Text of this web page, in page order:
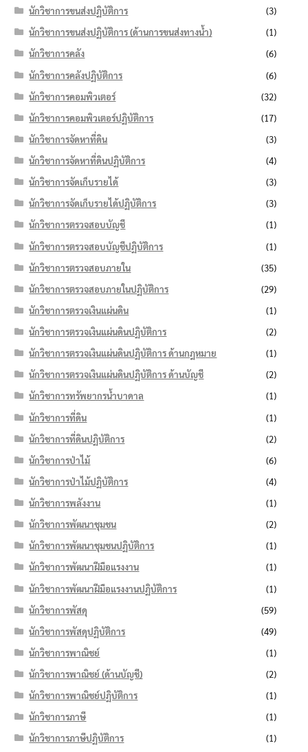
นักวิชาการขนส่งปฏิบัติการ
(3)
นักวิชาการขนส่งปฏิบัติการ (ด้านการขนส่งทางน้ำ)
(1)
นักวิชาการคลัง
(6)
นักวิชาการคลังปฏิบัติการ
(6)
นักวิชาการคอมพิวเตอร์
(32)
นักวิชาการคอมพิวเตอร์ปฏิบัติการ
(17)
นักวิชาการจัดหาที่ดิน
(3)
นักวิชาการจัดหาที่ดินปฏิบัติการ
(4)
นักวิชาการจัดเก็บรายได้
(3)
นักวิชาการจัดเก็บรายได้ปฏิบัติการ
(3)
นักวิชาการตรวจสอบบัญชี
(1)
นักวิชาการตรวจสอบบัญชีปฏิบัติการ
(1)
นักวิชาการตรวจสอบภายใน
(35)
นักวิชาการตรวจสอบภายในปฏิบัติการ
(29)
นักวิชาการตรวจเงินแผ่นดิน
(1)
นักวิชาการตรวจเงินแผ่นดินปฏิบัติการ
(2)
นักวิชาการตรวจเงินแผ่นดินปฏิบัติการ ด้านกฎหมาย
(1)
นักวิชาการตรวจเงินแผ่นดินปฏิบัติการ ด้านบัญชี
(2)
นักวิชาการทรัพยากรน้ำบาดาล
(1)
นักวิชาการที่ดิน
(1)
นักวิชาการที่ดินปฏิบัติการ
(2)
นักวิชาการป่าไม้
(6)
นักวิชาการป่าไม้ปฏิบัติการ
(4)
นักวิชาการพลังงาน
(1)
นักวิชาการพัฒนาชุมชน
(2)
นักวิชาการพัฒนาชุมชนปฏิบัติการ
(1)
นักวิชาการพัฒนาฝีมือแรงงาน
(1)
นักวิชาการพัฒนาฝีมือแรงงานปฏิบัติการ
(1)
นักวิชาการพัสดุ
(59)
นักวิชาการพัสดุปฏิบัติการ
(49)
นักวิชาการพาณิชย์
(1)
นักวิชาการพาณิชย์ (ด้านบัญชี)
(2)
นักวิชาการพาณิชย์ปฏิบัติการ
(1)
นักวิชาการภาษี
(1)
นักวิชาการภาษีปฏิบัติการ
(1)